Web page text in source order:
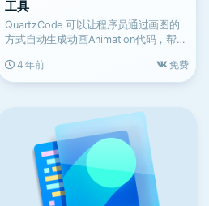
工具
QuartzCode 可以让程序员通过画图的
方式自动生成动画Animation代码，帮助
4 年前
免费